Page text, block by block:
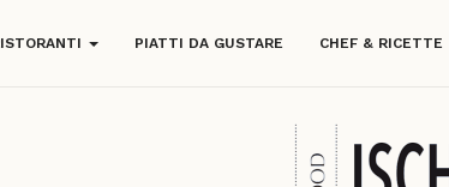
PIATTI DA GUSTARE CHEF & RICETTE